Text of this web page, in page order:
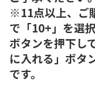
※11点以上、ご
で「10+」を選
ボタンを押下し
に入れる」ボタ
です。